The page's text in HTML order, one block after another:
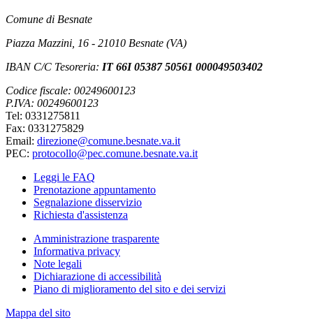
Comune di Besnate
Piazza Mazzini, 16 - 21010 Besnate (VA)
IBAN C/C Tesoreria: IT 66I 05387 50561 000049503402
Codice fiscale: 00249600123
P.IVA: 00249600123
Tel: 0331275811
Fax: 0331275829
Email: direzione@comune.besnate.va.it
PEC: protocollo@pec.comune.besnate.va.it
Leggi le FAQ
Prenotazione appuntamento
Segnalazione disservizio
Richiesta d'assistenza
Amministrazione trasparente
Informativa privacy
Note legali
Dichiarazione di accessibilità
Piano di miglioramento del sito e dei servizi
Mappa del sito